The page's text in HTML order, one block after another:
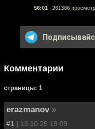
56:01 261386
Комментарии
cтраницы: 1
erazmanov »
#1 | 13.10.25 19:09